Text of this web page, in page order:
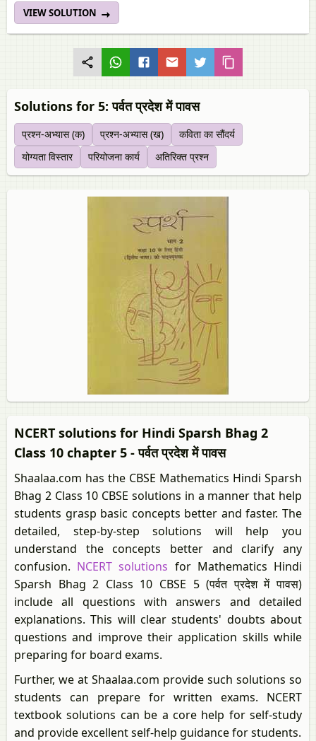
VIEW SOLUTION
Solutions for 5: पर्वत प्रदेश में पावस
प्रश्न-अभ्यास (क) प्रश्न-अभ्यास (ख)
कविता का सौंदर्य
योग्यता विस्तार
परियोजना कार्य अतिरिक्त प्रश्न
NCERT solutions for Hindi Sparsh Bhag 2
Class 10 chapter 5 - पर्वत प्रदेश में पावस
Shaalaa.com has the CBSE Mathematics Hindi Sparsh
Bhag 2 Class 10 CBSE solutions in a manner that help
students grasp basic concepts better and faster. The
detailed, step-by-step solutions will help you
understand the concepts better and clarify any
confusion. NCERT solutions for Mathematics Hindi
Sparsh Bhag 2 Class 10 CBSE 5 (पर्वत प्रदेश में पावस)
include all questions with answers and detailed
explanations. This will clear students' doubts about
questions and improve their application skills while
preparing for board exams.
Further, we at Shaalaa.com provide such solutions so
students can prepare for written exams. NCERT
textbook solutions can be a core help for self-study
and provide excellent self-help guidance for students.